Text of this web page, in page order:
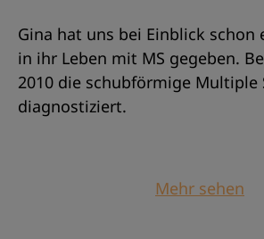
Gina hat uns bei Einblick schon
in ihr Leben mit MS gegeben.
2010 die schubförmige Multiple
diagnostiziert.
Mehr sehen